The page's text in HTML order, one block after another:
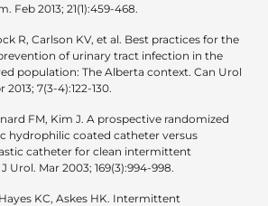
Feb 2013; 21(1):459-468.
R, Carlson KV, et al. Best practices for the
of urinary tract infection in the
population: The Alberta context. Can Urol
7(3-4):122-130.
FM, Kim J. A prospective randomized
hydrophilic coated catheter versus
catheter for clean intermittent
Urol. Mar 2003; 169(3):994-998.
KC, Askes HK. Intermittent